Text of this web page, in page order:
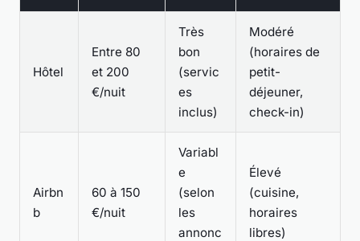
Hôtel
Entre 80
et 200
€/nuit
Très
bon
(servic
es
inclus)
Modéré
(horaires de
petit-
déjeuner,
check-in)
Airbn
b
60 à 150
€/nuit
Variabl
e
(selon
les
annonc
Élevé
(cuisine,
horaires
libres)